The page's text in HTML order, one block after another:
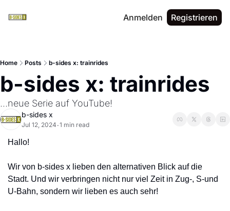
Anmelden Registrieren
Home Posts b-sides x: trainrides
b-sides x: trainrides
...neue Serie auf YouTube!
b-sides x
Jul 12, 2024 •1 min read
Hallo!
Wir von b-sides x lieben den alternativen Blick auf die
Stadt. Und wir verbringen nicht nur viel Zeit in Zug-, S-und
U-Bahn, sondern wir lieben es auch sehr!